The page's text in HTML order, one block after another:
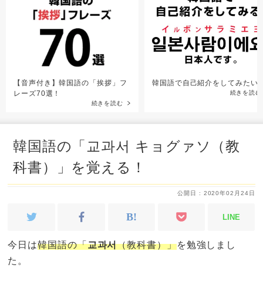
【音声付き】韓国語の「挨拶」フ
レーズ70選！
続きを読む
韓国語で自己紹介をしてみたい
続きを読む
韓国語の「교과서 キョグァソ（教
科書）」を覚える！
公開日 : 2020年02月24日
LINE
今日は韓国語の「교과서（教科書）」を勉強しまし
た。